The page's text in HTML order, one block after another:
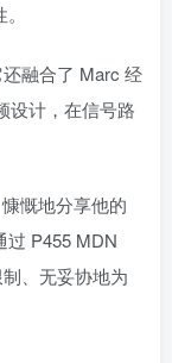
融合了 Marc 经
设计，在信号路
慨地分享他的
过 P455 MDN
、无妥协地为